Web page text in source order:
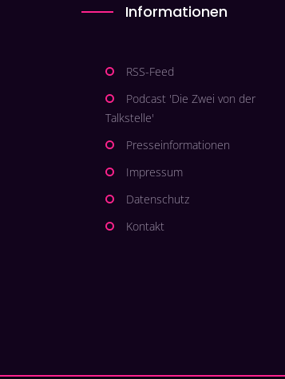
Informationen
RSS-Feed
Podcast 'Die Zwei von der
Talkstelle'
Presseinformationen
Impressum
Datenschutz
Kontakt